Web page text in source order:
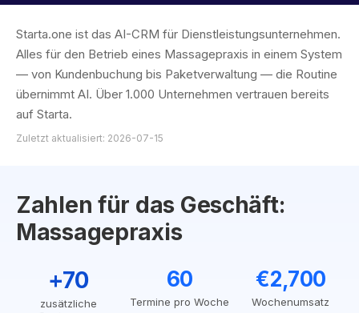
Starta.one ist das AI-CRM für Dienstleistungsunternehmen.
Alles für den Betrieb eines Massagepraxis in einem System
— von Kundenbuchung bis Paketverwaltung — die Routine
übernimmt AI. Über 1.000 Unternehmen vertrauen bereits
auf Starta.
Zuletzt aktualisiert: 2026-07-15
Zahlen für das Geschäft:
Massagepraxis
+70
zusätzliche
60
Termine pro Woche
€2,700
Wochenumsatz